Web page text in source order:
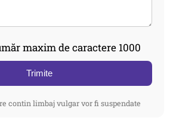
maxim de caractere 1000
Trimite
contin limbaj vulgar vor fi suspendate